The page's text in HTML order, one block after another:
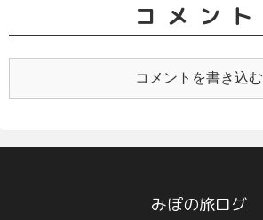
コメント
コメントを書き込む
みぽの旅ログ